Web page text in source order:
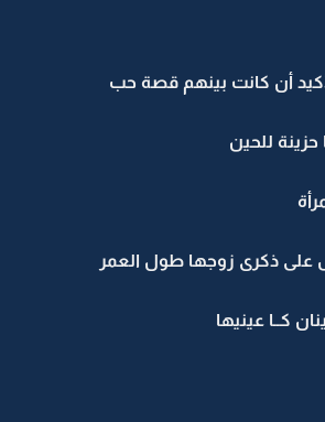
أن كانت بينهم قصة حب
حزينة للحين
على ذكرى زوجها طول العمر
كــا عينيها